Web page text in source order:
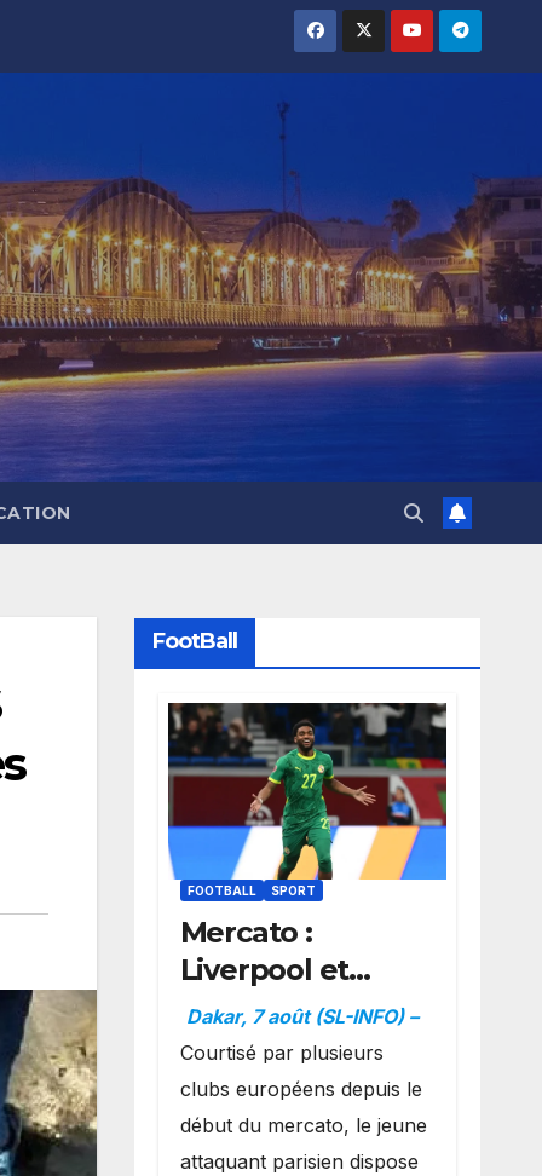
FootBall
FOOTBALL SPORT
Mercato :
Liverpool et
Dortmund se
positionnent en
favoris pour
recruter Ibrahim
Mbaye
Dakar, 7 août (SL-INFO) –
Courtisé par plusieurs
clubs européens depuis le
début du mercato, le jeune
attaquant parisien dispose